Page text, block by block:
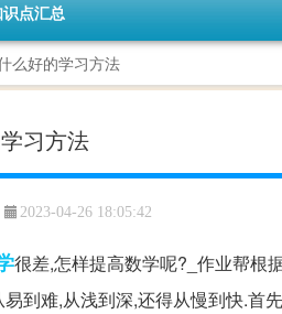
点汇总
么好的学习方法
习方法
2023-04-26 18:05:42
很差,怎样提高数学呢?_作业帮根
到难,从浅到深,还得从慢到快.